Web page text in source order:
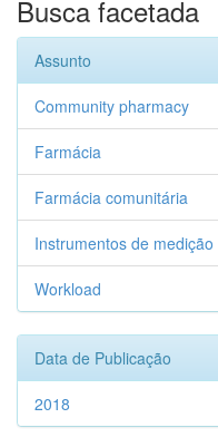
Busca facetada
Assunto
Community pharmacy
Farmácia
Farmácia comunitária
Instrumentos de medição
Workload
Data de Publicação
2018